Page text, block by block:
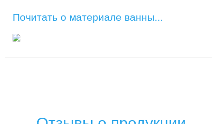
Почитать о материале ванны...